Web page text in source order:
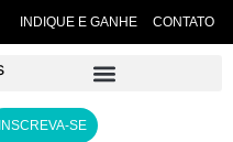
INDIQUE E GANHE CONTATO
INSCREVA-SE